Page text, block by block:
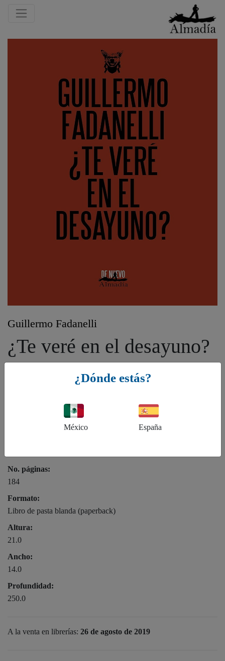
Guillermo Fadanelli
¿Te veré en el desayuno?
No. páginas:
184
Formato:
Libro de pasta blanda (paperback)
Altura:
21.0
Ancho:
14.0
Profundidad:
250.0
A la venta en librerías: 26 de agosto de 2019
¿Dónde estás?
México España